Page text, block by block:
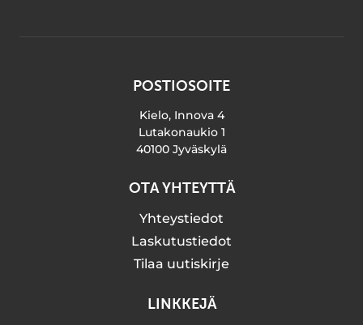
POSTIOSOITE
Kielo, Innova 4
Lutakonaukio 1
40100 Jyväskylä
OTA YHTEYTTÄ
Yhteystiedot
Laskutustiedot
Tilaa uutiskirje
LINKKEJÄ